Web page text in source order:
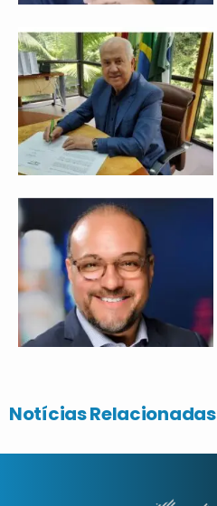
Notícias Relacionadas